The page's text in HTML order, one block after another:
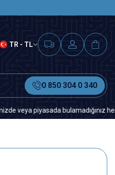
TR - TL
0 850 304 0 340
bulamadığınız her türlü